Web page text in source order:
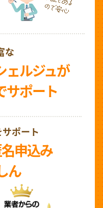
な
ェルジュが
サポート
ポート
申込み
ん